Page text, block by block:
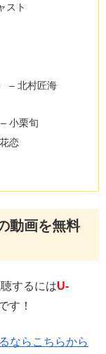
スト
– 北村匠海
小栗旬
恋
動画を無料
するにはU-
す！
ならこちらから